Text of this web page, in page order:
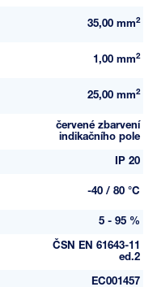
35,00 mm2
1,00 mm2
25,00 mm2
červené zbarvení
indikačního pole
IP 20
-40 / 80 °C
5 - 95 %
ČSN EN 61643-11
ed.2
EC001457